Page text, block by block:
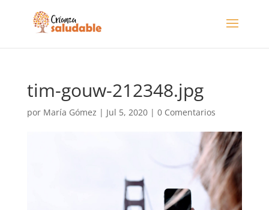
tim-gouw-212348.jpg
por María Gómez | Jul 5, 2020| 0 Comentarios